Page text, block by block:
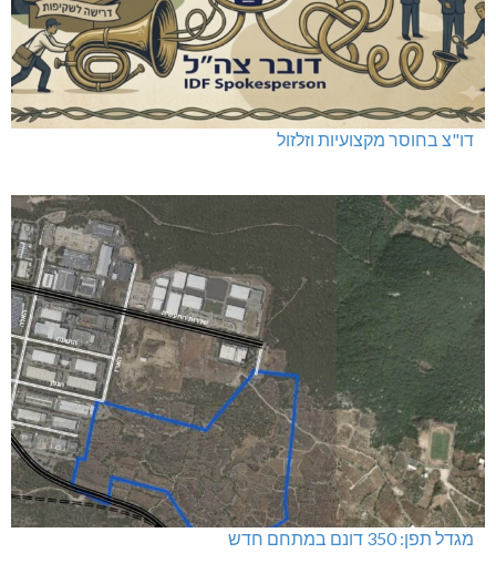
דו"צ בחוסר מקצועיות וזלזול
מגדל תפן: 350 דונם במתחם חדש